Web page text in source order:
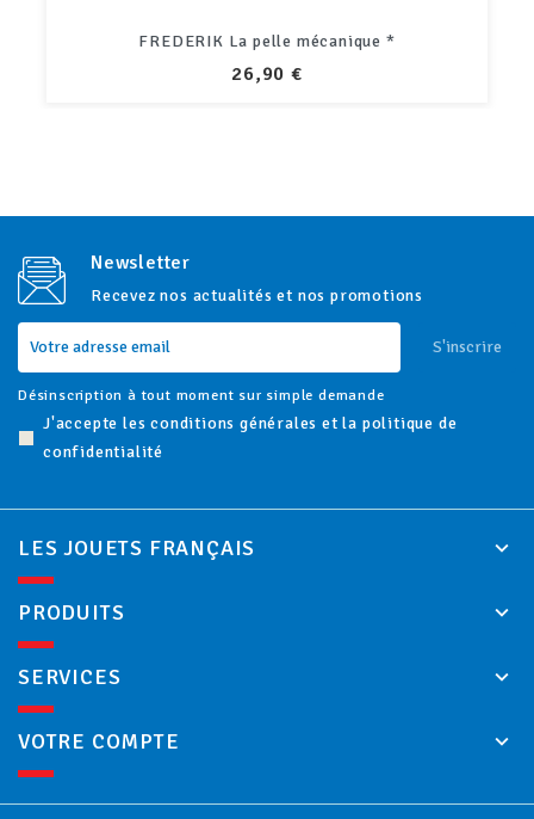
FREDERIK La pelle mécanique *
PRIX
26,90 €
Newsletter
Recevez nos actualités et nos promotions
S'inscrire
Désinscription à tout moment sur simple demande
J'accepte les conditions générales et la politique de
confidentialité
LES JOUETS FRANÇAIS
PRODUITS
SERVICES
VOTRE COMPTE